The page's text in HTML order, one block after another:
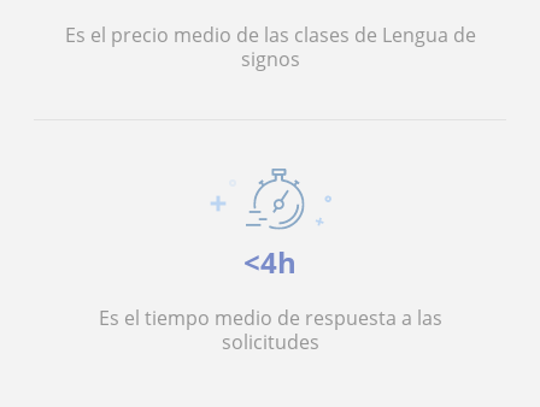
Es el precio medio de las clases de Lengua de
signos
<4h
Es el tiempo medio de respuesta a las
solicitudes